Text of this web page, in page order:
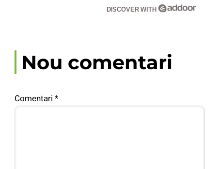
DISCOVER WITH
Nou comentari
Comentari *